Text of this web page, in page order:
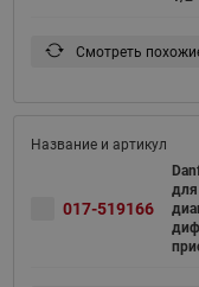
Смотреть
017-519166
для